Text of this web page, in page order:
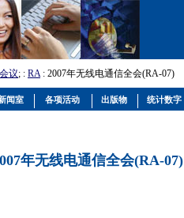
议; : RA: 2007年无线电通信全会(RA-07)
年无线电通信全会(RA-07)
闻室 各项活动 出版物 统计数字